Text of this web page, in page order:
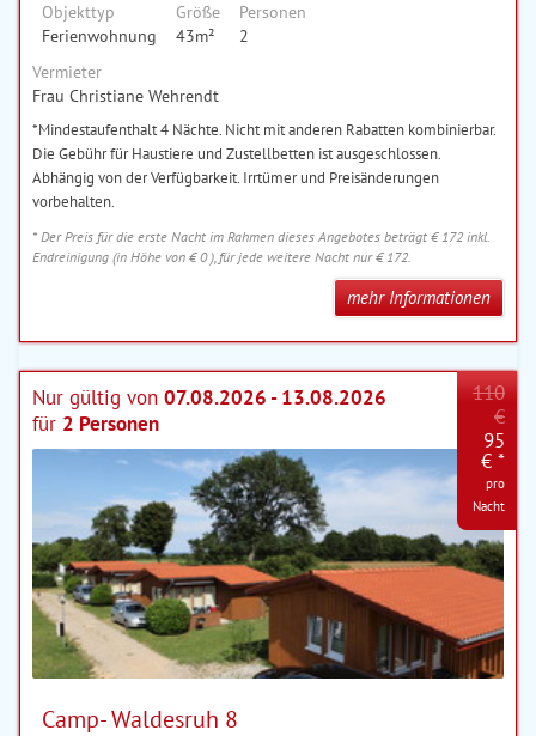
Objekttyp
Ferienwohnung
Größe
43m²
Personen
2
Vermieter
Frau Christiane Wehrendt
*Mindestaufenthalt 4 Nächte. Nicht mit anderen Rabatten kombinierbar.
Die Gebühr für Haustiere und Zustellbetten ist ausgeschlossen.
Abhängig von der Verfügbarkeit. Irrtümer und Preisänderungen
vorbehalten.
* Der Preis für die erste Nacht im Rahmen dieses Angebotes beträgt € 172 inkl.
Endreinigung (in Höhe von € 0 ), für jede weitere Nacht nur € 172.
mehr Informationen
Nur gültig von 07.08.2026 - 13.08.2026
für 2 Personen
Camp- Waldesruh 8
110
€
95
€ *
pro
Nacht